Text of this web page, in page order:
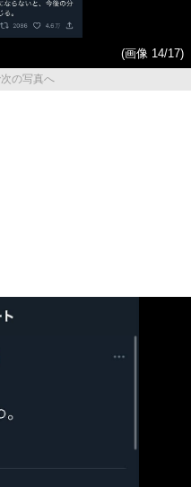
(画像 14/17)
の写真へ